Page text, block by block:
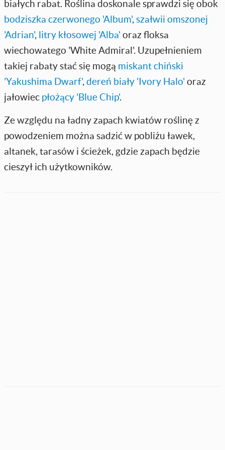
białych rabat. Roślina doskonale sprawdzi się obok
bodziszka czerwonego 'Album', szałwii omszonej
'Adrian', litry kłosowej 'Alba' oraz floksa
wiechowatego 'White Admiral'. Uzupełnieniem
takiej rabaty stać się mogą miskant chiński
'Yakushima Dwarf', dereń biały 'Ivory Halo' oraz
jałowiec płożący 'Blue Chip'.
Ze względu na ładny zapach kwiatów roślinę z
powodzeniem można sadzić w pobliżu ławek,
altanek, tarasów i ścieżek, gdzie zapach będzie
cieszył ich użytkowników.